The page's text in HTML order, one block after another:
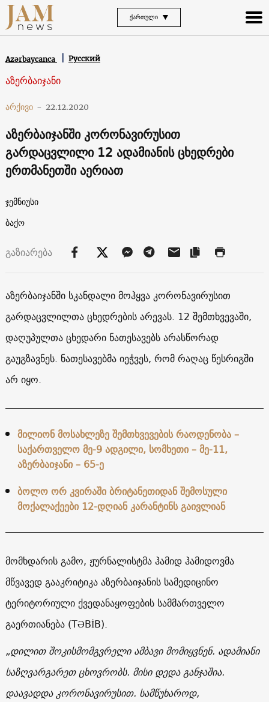
ᲥᲐᲠᲗᲣᲚᲘ
Azərbaycanca Русский
აზერბაიჯანი
არქივი - 22.12.2020
აზერბაიჯანში კორონავირუსით
გარდაცვლილი 12 ადამიანის ცხედრები
ერთმანეთში აერიათ
ჯემნიუსი
ბაქო
გაზიარება
აზერბაიჯანში სკანდალი მოჰყვა კორონავირუსით
გარდაცვლილთა ცხედრების არევას. 12 შემთხვევაში,
დაღუპულთა ცხედარი ნათესავებს არასწორად
გაუგზავნეს. ნათესავებმა იეჭვეს, რომ რაღაც წესრიგში
არ იყო.
მილიონ მოსახლეზე შემთხვევების რაოდენობა –
საქართველო მე-9 ადგილი, სომხეთი – მე-11,
აზერბაიჯანი – 65-ე
ბოლო ორ კვირაში ბრიტანეთიდან შემოსული
მოქალაქეები 12-დღიან კარანტინს გაივლიან
მომხდარის გამო, ჟურნალისტმა ჰამიდ ჰამიდოვმა
მწვავედ გააკრიტიკა აზერბაიჯანის სამედიცინო
ტერიტორიული ქვედანაყოფების სამმართველო
გაერთიანება (TƏBİB).
„დილით შოკისმომგვრელი ამბავი მომიყვნენ. ადამიანი
საზღვარგარეთ ცხოვრობს. მისი დედა განჯაშია.
დაავადდა კორონავირუსით. სამწუხაროდ,